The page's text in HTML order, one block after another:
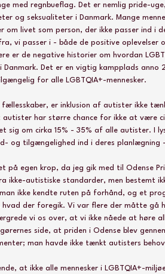
med regnbueflag. Det er nemlig pride-
og seksualiteter i Danmark. Mange
om livet som person, der ikke passer ind i
vi passer i - både de positive oplevelser
er de negative historier om hvordan
Danmark. Det er en vigtig kampplads
for alle LGBTQIA+-mennesker.
fællesskaber, er inklusion af autister ikke
autister har større chance for ikke at være
sig om cirka 15% - 35% af alle autister. I
og tilgængelighed ind i deres
på egen krop, da jeg gik med til Odense
ikke-autistiske standarder, men bestemt
ikke kendte ruten på forhånd, og et
der foregik. Vi var flere der måtte gå
vi os over, at vi ikke nåede at høre
side, at priden i Odense blev
man havde ikke tænkt autisters
at ikke alle mennesker i LGBTQIA+-